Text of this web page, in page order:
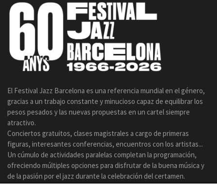
El Festival Jazz Barcelona es una referencia mundial en el género,
gracias a un trabajo constante y minucioso capaz de equilibrar los
pesos pesados y las nuevas propuestas en un cartel siempre
atractivo.
Conciertos gratuitos, clases magistrales a cargo de primeras
figuras, interesantes conferencias, encuentros con los artistas...
Un cúmulo de actividades paralelas completan la programación,
ofreciendo múltiples opciones para disfrutar de la buena música y
de la pasión por el jazz durante la celebración del certamen.